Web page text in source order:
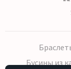
Бусины из